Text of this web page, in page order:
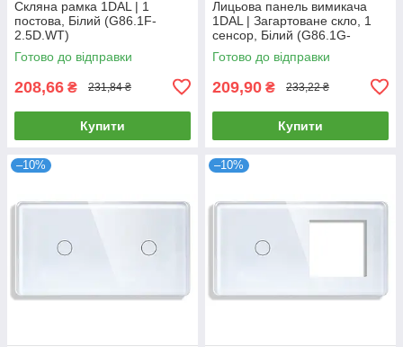
Скляна рамка 1DAL | 1
постова, Білий (G86.1F-
2.5D.WT)
Готово до відправки
208,66 ₴ 231,84 ₴
Купити
Лицьова панель вимикача
1DAL | Загартоване скло, 1
сенсор, Білий (G86.1G-
2.5D.WT)
Готово до відправки
209,90 ₴ 233,22 ₴
Купити
–10% –10%